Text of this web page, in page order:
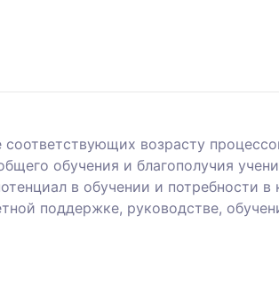
возрасту
обучения и благополучия
в обучении и потребности
поддержке, руководстве,